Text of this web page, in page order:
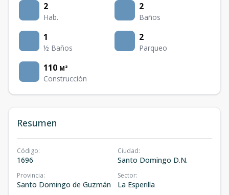
2
Hab.
2
Baños
1
½ Baños
2
Parqueo
110 M²
Construcción
Resumen
Código:
1696
Ciudad:
Santo Domingo D.N.
Provincia:
Santo Domingo de Guzmán
Sector:
La Esperilla